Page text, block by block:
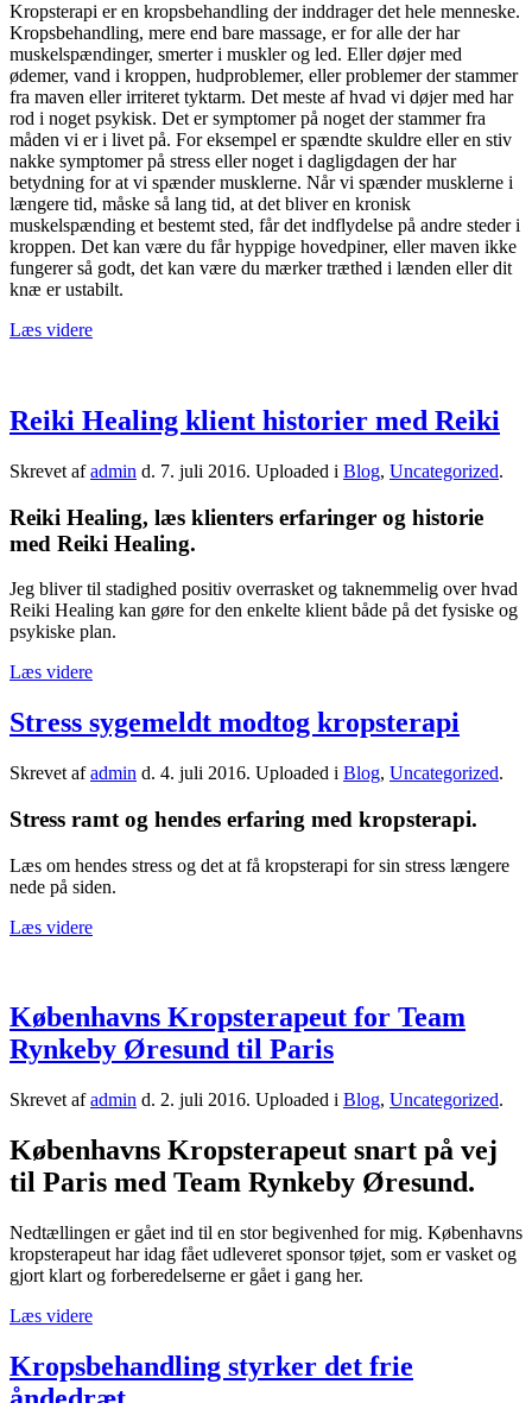
Kropsterapi er en kropsbehandling der inddrager det hele menneske.
Kropsbehandling, mere end bare massage, er for alle der har
muskelspændinger, smerter i muskler og led. Eller døjer med
ødemer, vand i kroppen, hudproblemer, eller problemer der stammer
fra maven eller irriteret tyktarm. Det meste af hvad vi døjer med har
rod i noget psykisk. Det er symptomer på noget der stammer fra
måden vi er i livet på. For eksempel er spændte skuldre eller en stiv
nakke symptomer på stress eller noget i dagligdagen der har
betydning for at vi spænder musklerne. Når vi spænder musklerne i
længere tid, måske så lang tid, at det bliver en kronisk
muskelspænding et bestemt sted, får det indflydelse på andre steder i
kroppen. Det kan være du får hyppige hovedpiner, eller maven ikke
fungerer så godt, det kan være du mærker træthed i lænden eller dit
knæ er ustabilt.
Læs videre
Reiki Healing klient historier med Reiki
Skrevet afadmin d. 7. juli 2016. Uploaded i Blog, Uncategorized.
Reiki Healing, læs klienters erfaringer og historie
med Reiki Healing.
Jeg bliver til stadighed positiv overrasket og taknemmelig over hvad
Reiki Healing kan gøre for den enkelte klient både på det fysiske og
psykiske plan.
Læs videre
Stress sygemeldt modtog kropsterapi
Skrevet afadmin d. 4. juli 2016. Uploaded i Blog, Uncategorized.
Stress ramt og hendes erfaring med kropsterapi.
Læs om hendes stress og det at få kropsterapi for sin stress længere
nede på siden.
Læs videre
Københavns Kropsterapeut for Team
Rynkeby Øresund til Paris
Skrevet afadmin d. 2. juli 2016. Uploaded i Blog, Uncategorized.
Københavns Kropsterapeut snart på vej
til Paris med Team Rynkeby Øresund.
Nedtællingen er gået ind til en stor begivenhed for mig. Københavns
kropsterapeut har idag fået udleveret sponsor tøjet, som er vasket og
gjort klart og forberedelserne er gået i gang her.
Læs videre
Kropsbehandling styrker det frie